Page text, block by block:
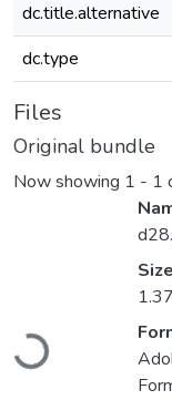
dc.title.alternative
dc.type
Files
Original bundle
Now showing 1 - 1
Loading...